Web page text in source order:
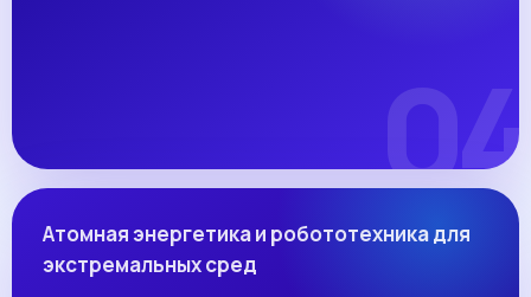
Атомная энергетика и робототехника для
экстремальных сред